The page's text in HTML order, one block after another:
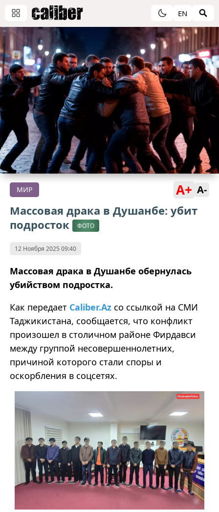
EN
МИР A+ A-
Массовая драка в Душанбе: убит
подросток
ФОТО
12 Ноября 2025 09:40
Массовая драка в Душанбе обернулась
убийством подростка.
Как передает Caliber.Az со ссылкой на СМИ
Таджикистана, сообщается, что конфликт
произошел в столичном районе Фирдавси
между группой несовершеннолетних,
причиной которого стали споры и
оскорбления в соцсетях.